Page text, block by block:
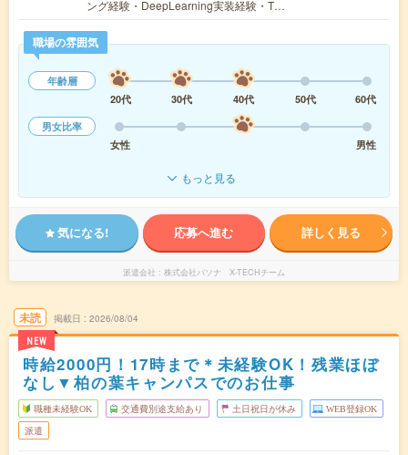
ング経験・DeepLearning実装経験・T…
職場の雰囲気
年齢層
20代
30代 40代 50代
60代
男女比率
女性
男性
もっと見る
気になる! 応募へ進む 詳しく見る
派遣会社 株式会社パソナ X-TECHチーム
未読
NEW
掲載日 2026/08/04
時給2000円！17時まで＊未経験OK！残業ほぼ
なし▼柏の葉キャンパスでのお仕事
職種未経験OK 交通費別途支給あり 土日祝日が休み WEB登録OK
派遣